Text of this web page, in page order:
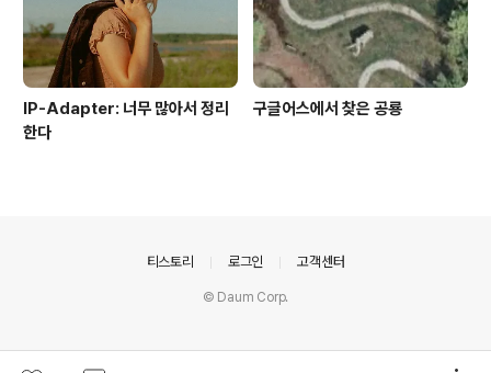
IP-Adapter: 너무 많아서 정리
한다
구글어스에서 찾은 공룡
티스토리 로그인 고객센터
© Daum Corp.